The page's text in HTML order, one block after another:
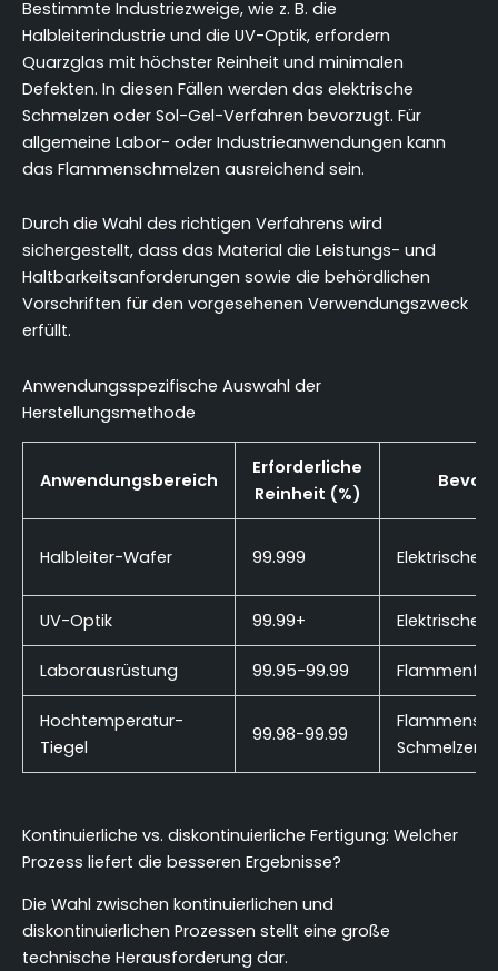
Bestimmte Industriezweige, wie z. B. die
Halbleiterindustrie und die UV-Optik, erfordern
Quarzglas mit höchster Reinheit und minimalen
Defekten. In diesen Fällen werden das elektrische
Schmelzen oder Sol-Gel-Verfahren bevorzugt. Für
allgemeine Labor- oder Industrieanwendungen kann
das Flammenschmelzen ausreichend sein.
Durch die Wahl des richtigen Verfahrens wird
sichergestellt, dass das Material die Leistungs- und
Haltbarkeitsanforderungen sowie die behördlichen
Vorschriften für den vorgesehenen Verwendungszweck
erfüllt.
Anwendungsspezifische Auswahl der
Herstellungsmethode
Anwendungsbereich
Erforderliche
Reinheit (%)
Halbleiter-Wafer 99.999 Elektrisches
UV-Optik 99.99+ Elektrisches
Laborausrüstung 99.95-99.99
Hochtemperatur-
Tiegel
99.98-99.99
Schmelzen
Kontinuierliche vs. diskontinuierliche Fertigung: Welcher
Prozess liefert die besseren Ergebnisse?
Die Wahl zwischen kontinuierlichen und
diskontinuierlichen Prozessen stellt eine große
technische Herausforderung dar.